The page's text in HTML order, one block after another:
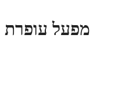
מפעל עופרת